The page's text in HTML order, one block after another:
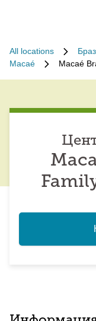
All locations
Macaé
Macaé